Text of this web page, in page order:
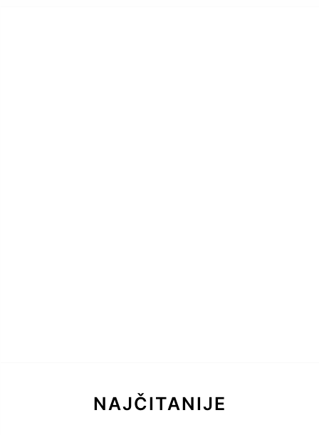
NAJČITANIJE